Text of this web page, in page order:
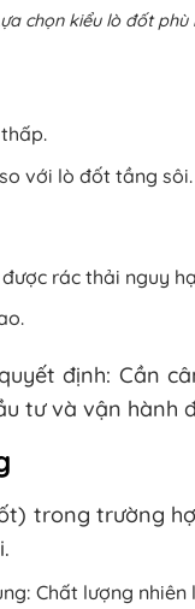
chọn kiểu lò đốt phù
với lò đốt tầng sôi.
rác thải nguy
định: Cần
tư và vận hành
trong trường
Chất lượng